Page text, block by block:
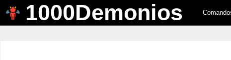
Saltar
1000Demonios